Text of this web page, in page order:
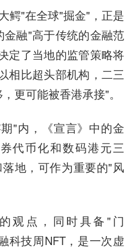
鳄"在全球"掘金"，正是
融"高于传统的金融范
定了当地的监管策略将
相比超头部机构，二三
更可能被香港承接"。
"内，《宣言》中的金
代币化和数码港元三
落地，可作为重要的"风
观点，同时具备"门
科技周NFT，是一次虚